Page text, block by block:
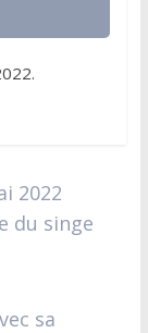
2022
du singe
sa